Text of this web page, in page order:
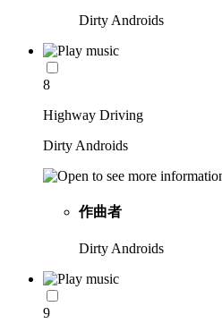
Dirty Androids
8
Highway Driving
Dirty Androids
作曲者
Dirty Androids
9